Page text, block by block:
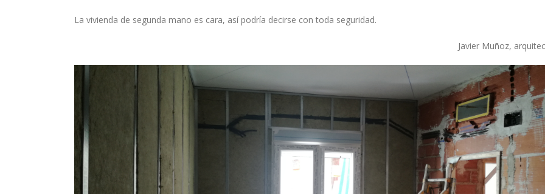
La vivienda de segunda mano es cara, así podría decirse con toda seguridad.
Javier Muñoz,